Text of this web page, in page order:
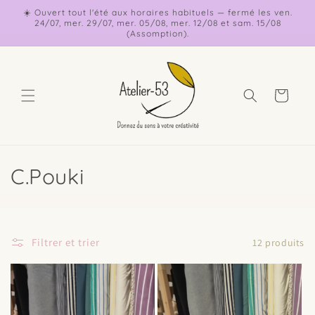
passer
☀️ Ouvert tout l'été aux horaires habituels — fermé les ven.
24/07, mer. 29/07, mer. 05/08, mer. 12/08 et sam. 15/08
(Assomption).
Panier
C
l
e
C.Pouki
Filtrer et trier 12 produits